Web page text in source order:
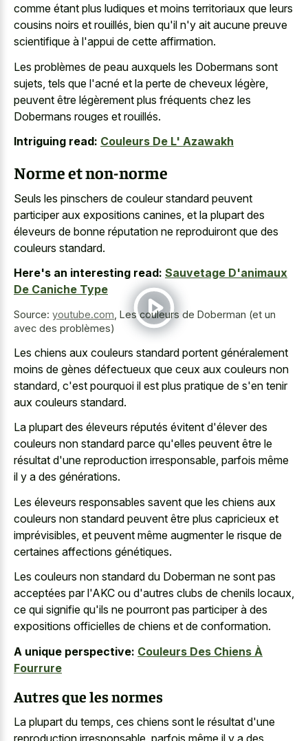
comme étant plus ludiques et moins territoriaux que leurs
cousins noirs et rouillés, bien qu'il n'y ait aucune preuve
scientifique à l'appui de cette affirmation.
Les problèmes de peau auxquels les Dobermans sont
sujets, tels que l'acné et la perte de cheveux légère,
peuvent être légèrement plus fréquents chez les
Dobermans rouges et rouillés.
Intriguing read: Couleurs De L' Azawakh
Norme et non-norme
Seuls les pinschers de couleur standard peuvent
participer aux expositions canines, et la plupart des
éleveurs de bonne réputation ne reproduiront que des
couleurs standard.
Here's an interesting read: Sauvetage D'animaux
De Caniche Type
Source: youtube.com, Les couleurs de Doberman (et un
avec des problèmes)
Les chiens aux couleurs standard portent généralement
moins de gènes défectueux que ceux aux couleurs non
standard, c'est pourquoi il est plus pratique de s'en tenir
aux couleurs standard.
La plupart des éleveurs réputés évitent d'élever des
couleurs non standard parce qu'elles peuvent être le
résultat d'une reproduction irresponsable, parfois même
il y a des générations.
Les éleveurs responsables savent que les chiens aux
couleurs non standard peuvent être plus capricieux et
imprévisibles, et peuvent même augmenter le risque de
certaines affections génétiques.
Les couleurs non standard du Doberman ne sont pas
acceptées par l'AKC ou d'autres clubs de chenils locaux,
ce qui signifie qu'ils ne pourront pas participer à des
expositions officielles de chiens et de conformation.
A unique perspective: Couleurs Des Chiens À
Fourrure
Autres que les normes
La plupart du temps, ces chiens sont le résultat d'une
reproduction irresponsable, parfois même il y a des